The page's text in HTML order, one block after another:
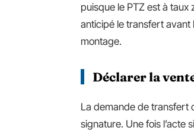
puisque le PTZ est à taux
anticipé le transfert avant
montage.
Déclarer la
La demande de transfert
signature. Une fois l’acte